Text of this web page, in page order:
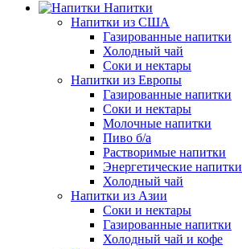
Напитки
Напитки из США
Газированные напитки
Холодный чай
Соки и нектары
Напитки из Европы
Газированные напитки
Соки и нектары
Молочные напитки
Пиво б/а
Растворимые напитки
Энергетические напитки
Холодный чай
Напитки из Азии
Соки и нектары
Газированные напитки
Холодный чай и кофе